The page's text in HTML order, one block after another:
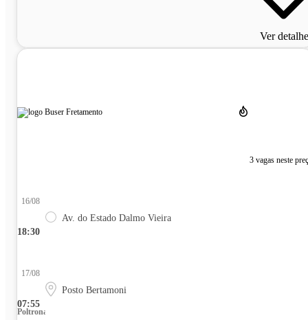
Ver
3 vagas neste
18:30
16/08
Av. do Estado Dalmo Vieira
07:55
17/08
Posto Bertamoni
Poltrona